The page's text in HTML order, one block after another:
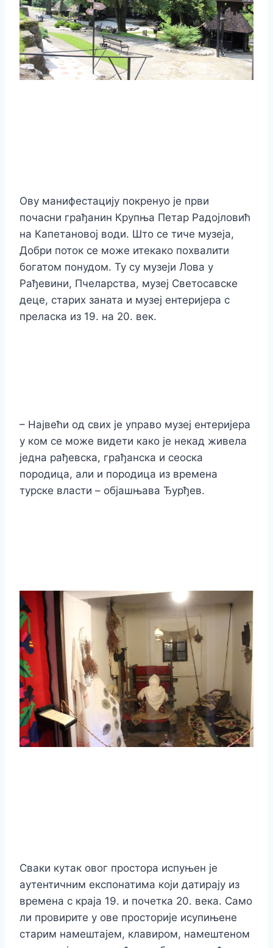
Ову манифестацију покренуо је први
почасни грађанин Крупња Петар Радојловић
на Капетановој води. Што се тиче музеја,
Добри поток се може итекако похвалити
богатом понудом. Ту су музеји Лова у
Рађевини, Пчеларства, музеј Светосавске
деце, старих заната и музеј ентеријера с
преласка из 19. на 20. век.
– Највећи од свих је управо музеј ентеријера
у ком се може видети како је некад живела
једна рађевска, грађанска и сеоска
породица, али и породица из времена
турске власти – објашњава Ђурђев.
Сваки кутак овог простора испуњен је
аутентичним експонатима који датирају из
времена с краја 19. и почетка 20. века. Само
ли провирите у ове просторије исупињене
старим намештајем, клавиром, намештеном